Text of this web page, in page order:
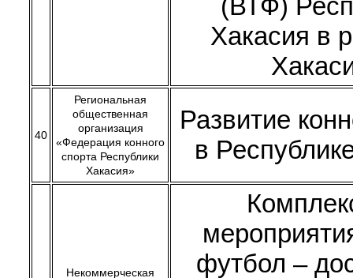
(ВТФ)
Хакасия в
40
Региональная
общественная
организация
«Федерация конного
спорта Республики
Хакасия»
Развитие
в
Некоммерческая
футбол –